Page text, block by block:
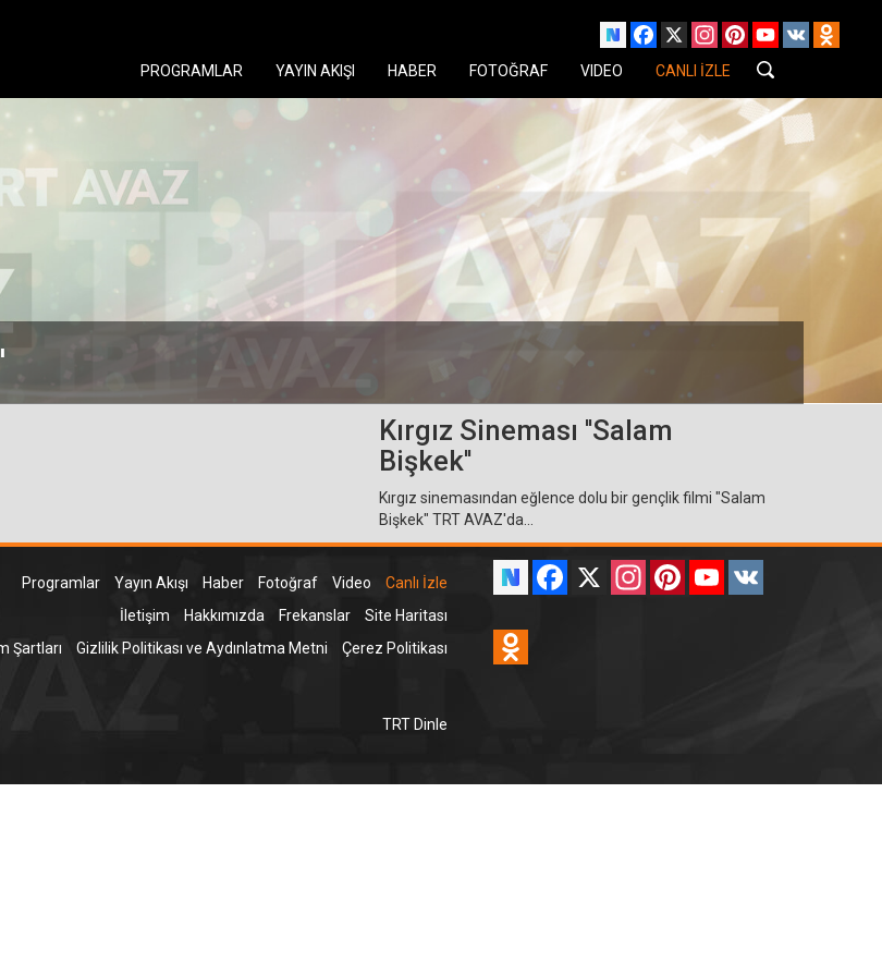
Facebook
X Instagram
PinterestYouTube
VK
PROGRAMLAR YAYIN AKIŞI HABER FOTOĞRAF VIDEO CANLI İZLE
Kırgız Sineması ''Salam
Bişkek''
Kırgız sinemasından eğlence dolu bir gençlik filmi "Salam
Bişkek" TRT AVAZ'da...
Programlar Yayın Akışı Haber Fotoğraf Video
Canlı İzle
İletişim
Hakkımızda Frekanslar
Site Haritası
Şartları
Gizlilik Politikası ve Aydınlatma Metni Çerez Politikası
Facebook
X InstagramPinterestYouTube
TRT Dinle